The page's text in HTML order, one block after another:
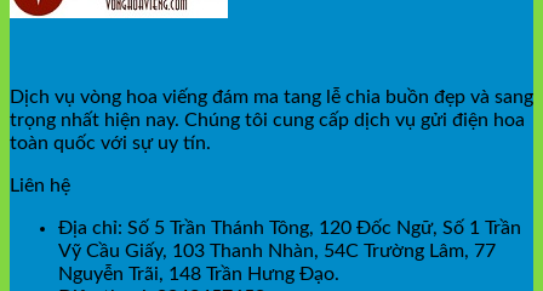
Dịch vụ vòng hoa viếng đám ma tang lễ chia buồn đẹp và sang
trọng nhất hiện nay. Chúng tôi cung cấp dịch vụ gửi điện hoa
toàn quốc với sự uy tín.
Liên hệ
Địa chỉ: Số 5 Trần Thánh Tông, 120 Đốc Ngữ, Số 1 Trần
Vỹ Cầu Giấy, 103 Thanh Nhàn, 54C Trường Lâm, 77
Nguyễn Trãi, 148 Trần Hưng Đạo.